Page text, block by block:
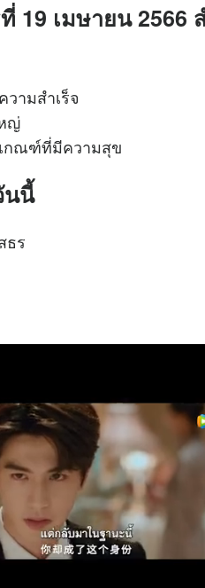
19 เมษายน 2566
ามสำเร็จ
ญ่
กณฑ์ที่มีความสุข
นนี้
ธร